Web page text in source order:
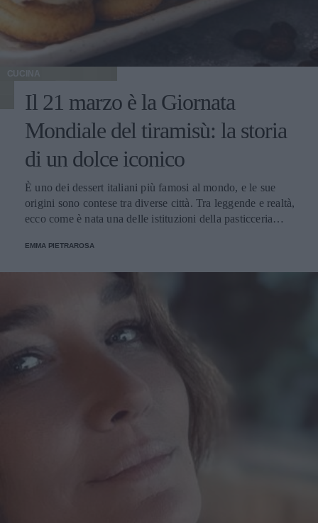
CUCINA
Il 21 marzo è la Giornata
Mondiale del tiramisù: la storia
di un dolce iconico
È uno dei dessert italiani più famosi al mondo, e le sue
origini sono contese tra diverse città. Tra leggende e realtà,
ecco come è nata una delle istituzioni della pasticceria
EMMA PIETRAROSA